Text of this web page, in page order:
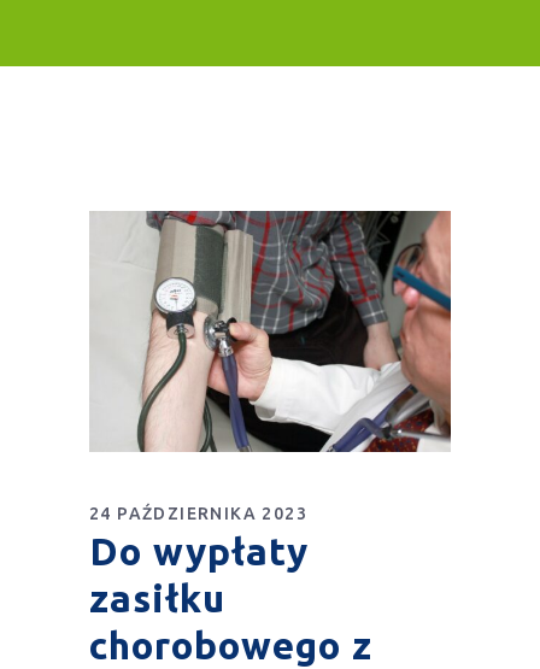
24 PAŹDZIERNIKA 2023
Do wypłaty
zasiłku
chorobowego z